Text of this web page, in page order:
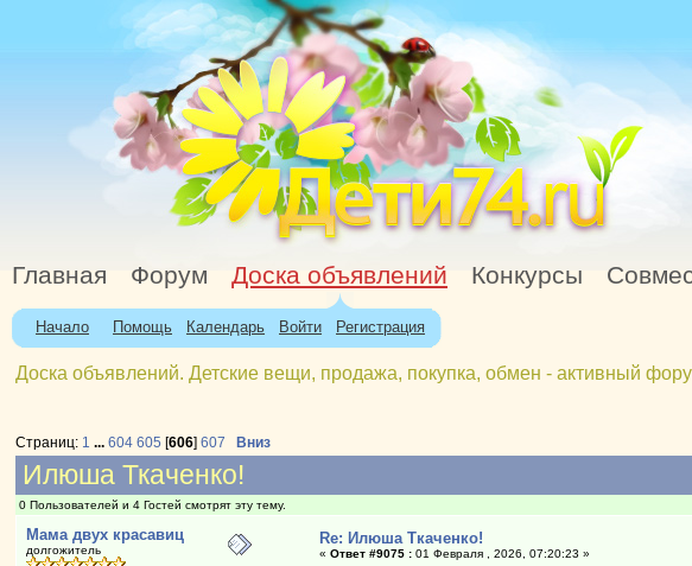
Главная Форум Доска объявлений Конкурсы
Начало Помощь Календарь Войти Регистрация
Доска объявлений. Детские вещи, продажа, покупка, обмен - активный
Страниц: 1 ...604 605 [606]607 Вниз
Илюша Ткаченко!
0 Пользователей и 4 Гостей смотрят эту тему.
Мама двух красавиц
долгожитель
Re: Илюша Ткаченко!
«Ответ #9075 : 01 Февраля , 2026, 07:20:23 »